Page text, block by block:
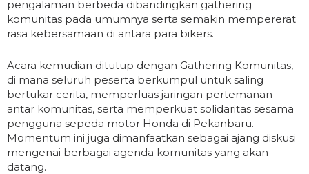
pengalaman berbeda dibandingkan gathering
komunitas pada umumnya serta semakin mempererat
rasa kebersamaan di antara para bikers.
Acara kemudian ditutup dengan Gathering Komunitas,
di mana seluruh peserta berkumpul untuk saling
bertukar cerita, memperluas jaringan pertemanan
antar komunitas, serta memperkuat solidaritas sesama
pengguna sepeda motor Honda di Pekanbaru.
Momentum ini juga dimanfaatkan sebagai ajang diskusi
mengenai berbagai agenda komunitas yang akan
datang.